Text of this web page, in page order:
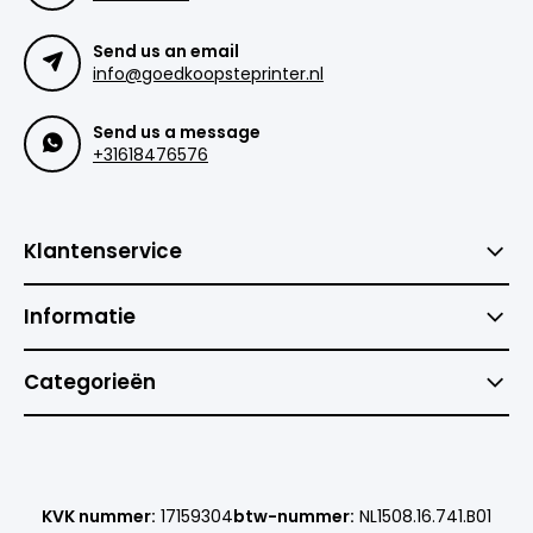
Send us an email
info@goedkoopsteprinter.nl
Send us a message
+31618476576
Klantenservice
Informatie
Categorieën
KVK nummer: 17159304btw-nummer: NL1508.16.741.B01